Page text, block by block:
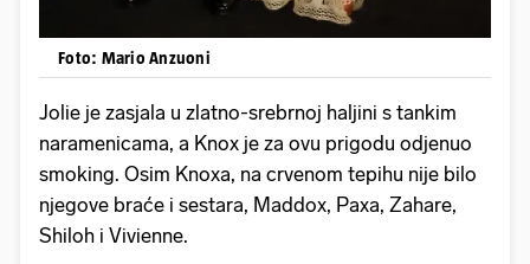
Foto: Mario Anzuoni
Jolie je zasjala u zlatno-srebrnoj haljini s tankim
naramenicama, a Knox je za ovu prigodu odjenuo
smoking. Osim Knoxa, na crvenom tepihu nije bilo
njegove braće i sestara, Maddox, Paxa, Zahare,
Shiloh i Vivienne.